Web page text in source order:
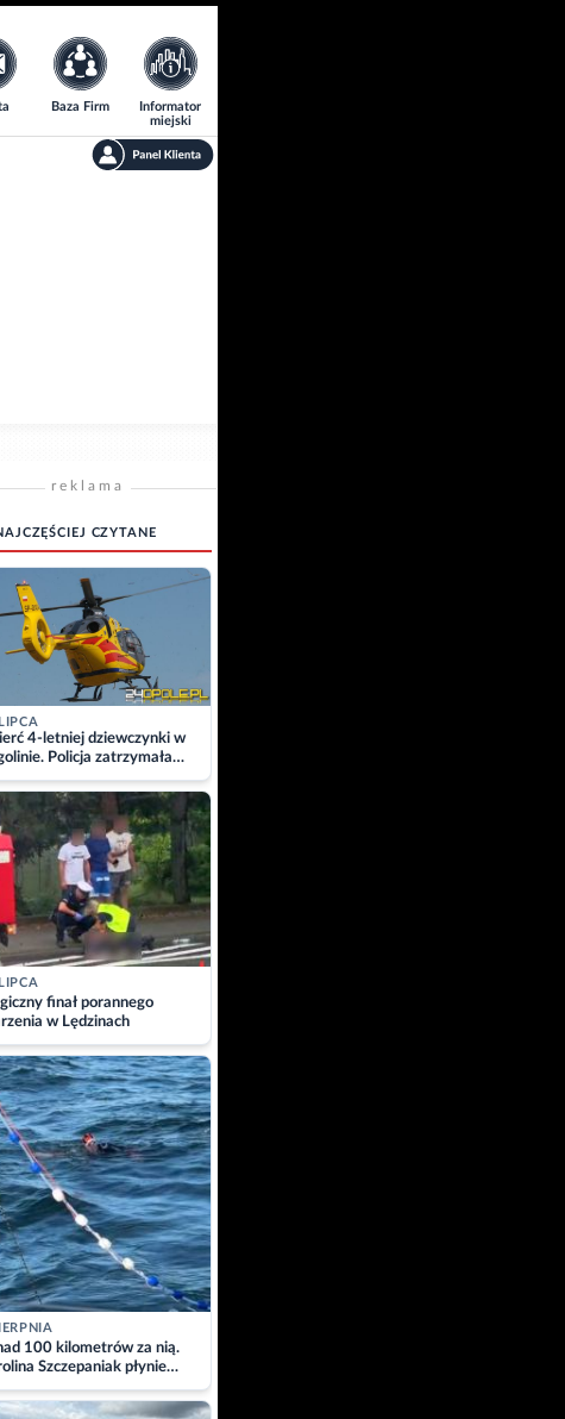
Baza Firm
Informator
miejski
reklama
CZYTANE
4-letniej dziewczynki w
Policja zatrzymała
finał porannego
w Lędzinach
100 kilometrów za nią.
Szczepaniak płynie
Bałtyk dla Piotra.